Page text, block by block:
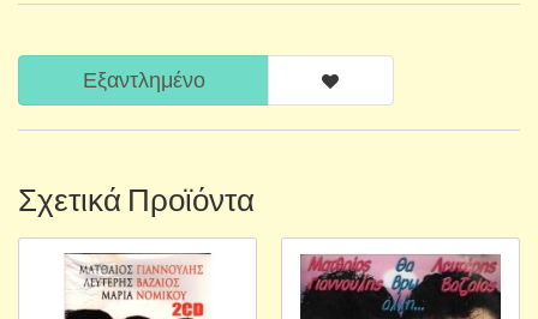
Εξαντλημένο
Σχετικά Προϊόντα